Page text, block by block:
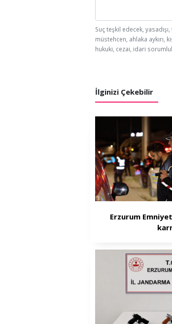
Suç teşkil edecek,
müstehcen, ahlaka aykırı,
hukuki, cezai, idari
İlginizi Çekebilir
Erzurum